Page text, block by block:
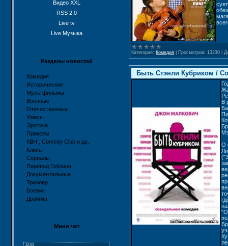
Видео XXL
RSS 2.0
Live tv
Live Музыка
Разделы новостей
Комедия
Исторические
Мультфильмы
Военные
Отечественные
Ужасы
Эротика
Приколы
КВН , Comedy Club и др.
Клипы
Сериалы
Перевод Гоблина
Документальные
Триллер
Боевик
Драмма
Мини чат
Категория: Комедия Просмотров: 13230
Быть Стэнли Кубриком /
В
О